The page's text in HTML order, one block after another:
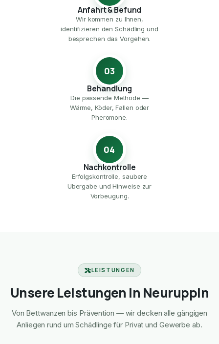
Anfahrt & Befund
Wir kommen zu Ihnen,
identifizieren den Schädling und
besprechen das Vorgehen.
03
Behandlung
Die passende Methode —
Wärme, Köder, Fallen oder
Pheromone.
04
Nachkontrolle
Erfolgskontrolle, saubere
Übergabe und Hinweise zur
Vorbeugung.
LEISTUNGEN
Unsere Leistungen in Neuruppin
Von Bettwanzen bis Prävention — wir decken alle gängigen
Anliegen rund um Schädlinge für Privat und Gewerbe ab.